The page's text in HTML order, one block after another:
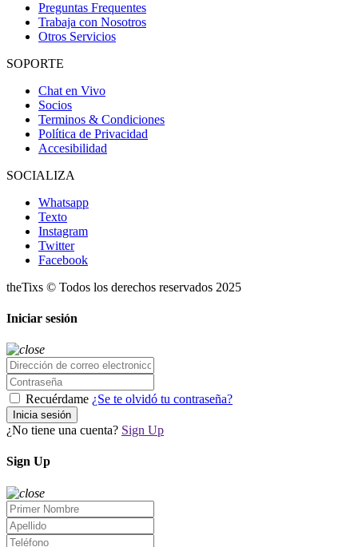
Preguntas Frequentes
Trabaja con Nosotros
Otros Servicios
SOPORTE
Chat en Vivo
Socios
Terminos & Condiciones
Política de Privacidad
Accesibilidad
SOCIALIZA
Whatsapp
Texto
Instagram
Twitter
Facebook
theTixs © Todos los derechos reservados 2025
Iniciar sesión
Recuérdame ¿Se te olvidó tu contraseña?
Inicia sesión
¿No tiene una cuenta? Sign Up
Sign Up